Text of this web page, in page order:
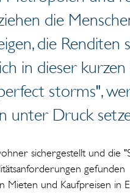
die
die Renditen
in dieser
storms",
unter Druck
sichergestellt und die
gefunden
Mieten und Kaufpreisen in